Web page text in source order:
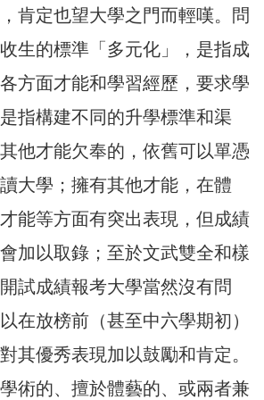
肯定也望大學之門而輕嘆。問
生的標準「多元化」，是指成
方面才能和學習經歷，要求學
指構建不同的升學標準和渠
他才能欠奉的，依舊可以單憑
大學；擁有其他才能，在體
能等方面有突出表現，但成績
加以取錄；至於文武雙全和樣
試成績報考大學當然沒有問
在放榜前（甚至中六學期初）
其優秀表現加以鼓勵和肯定。
術的、擅於體藝的、或兩者兼